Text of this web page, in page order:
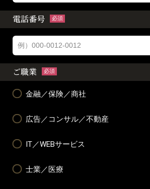
電話番号 必須
ご職業 必須
金融／保険／商社
広告／コンサル／不動産
IT／WEBサービス
士業／医療